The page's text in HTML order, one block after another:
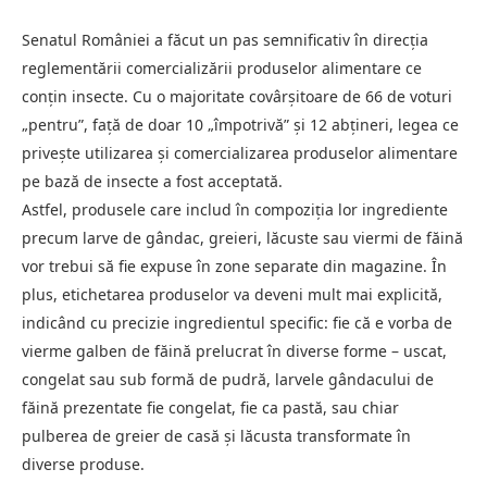
Senatul României a făcut un pas semnificativ în direcția
reglementării comercializării produselor alimentare ce
conțin insecte. Cu o majoritate covârșitoare de 66 de voturi
„pentru”, față de doar 10 „împotrivă” și 12 abțineri, legea ce
privește utilizarea și comercializarea produselor alimentare
pe bază de insecte a fost acceptată.
Astfel, produsele care includ în compoziția lor ingrediente
precum larve de gândac, greieri, lăcuste sau viermi de făină
vor trebui să fie expuse în zone separate din magazine. În
plus, etichetarea produselor va deveni mult mai explicită,
indicând cu precizie ingredientul specific: fie că e vorba de
vierme galben de făină prelucrat în diverse forme – uscat,
congelat sau sub formă de pudră, larvele gândacului de
făină prezentate fie congelat, fie ca pastă, sau chiar
pulberea de greier de casă și lăcusta transformate în
diverse produse.